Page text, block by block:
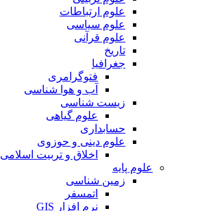
علوم ارتباطات
علوم سیاسی
علوم قرآنی
تاریخ
جغرافیا
فتوگرامری
آب و هوا شناسی
زیست شناسی
علوم گیاهی
حسابداری
علوم دینی و حوزوی
اخلاق و تربیت اسلامی
علوم پایه
زمین شناسی
اتمسفر
نرم افزار GIS